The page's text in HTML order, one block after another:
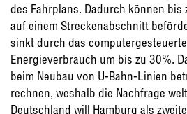
des Fahrplans. Dadurch können bis
auf einem Stre­ckenabschnitt
sinkt durch das
Energieverbrauch um bis zu 30%.
beim Neubau von U-Bahn-Linien
rechnen, wes­halb die Nachfrage
Deutschland will Hamburg als